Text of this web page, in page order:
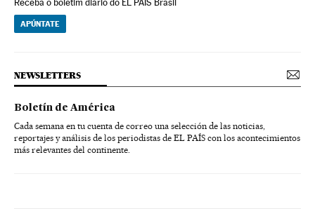
Receba o boletim diário do EL PAÍS Brasil
APÚNTATE
NEWSLETTERS
Boletín de América
Cada semana en tu cuenta de correo una selección de las noticias,
reportajes y análisis de los periodistas de EL PAÍS con los acontecimientos
más relevantes del continente.